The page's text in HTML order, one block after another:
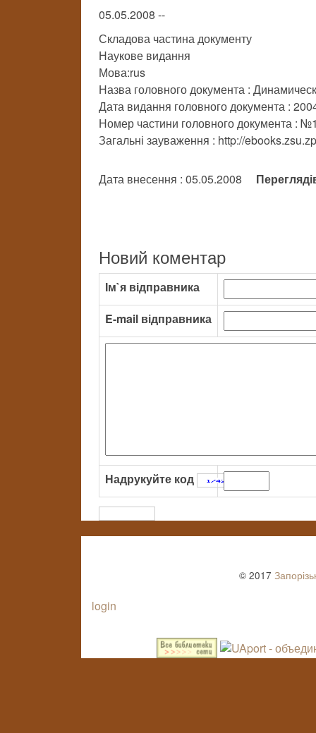
05.05.2008 --
Складова частина документу
Наукове видання
Мова:rus
Назва головного документа :
Дата видання головного документа :
Номер частини головного документа :
Загальні зауваження : http://
Дата внесення : 05.05.2008
Новий коментар
Ім`я відправника
E-mail відправника
Надрукуйте код
© 2017
login